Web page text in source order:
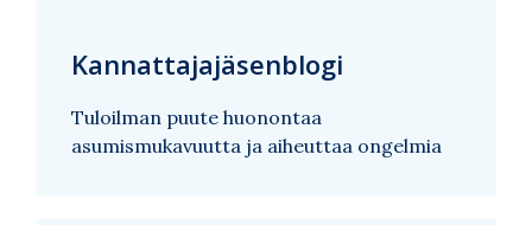
Kannattajajäsenblogi
Tuloilman puute huonontaa
asumismukavuutta ja aiheuttaa ongelmia